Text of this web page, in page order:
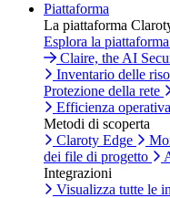
Piattaforma
La piattaforma
Esplora la
Claire, the AI
Inventario delle
Protezione della rete
Efficienza operativa
Metodi di scoperta
Claroty Edge
dei file di progetto
Integrazioni
Visualizza tutte le